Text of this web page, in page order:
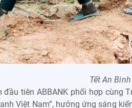
Tết An
đầu tiên ABBANK phối hợp cùng
Việt Nam”, hưởng ứng sáng